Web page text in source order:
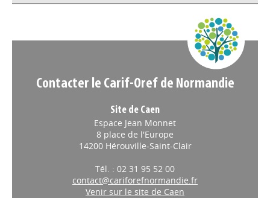
Contacter le Carif-Oref de Normandie
Site de Caen
Espace Jean Monnet
8 place de l'Europe
14200 Hérouville-Saint-Clair
Tél. : 02 31 95 52 00
contact@cariforefnormandie.fr
Venir sur le site de Caen